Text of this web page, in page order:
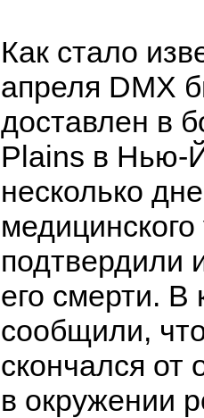
Как стало
апреля DMX
доставлен в
Plains в Нью-
несколько
его смерти. В
сообщили,
скончался от
в окружении